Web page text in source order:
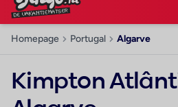
Homepage Portugal Algarve
Kimpton